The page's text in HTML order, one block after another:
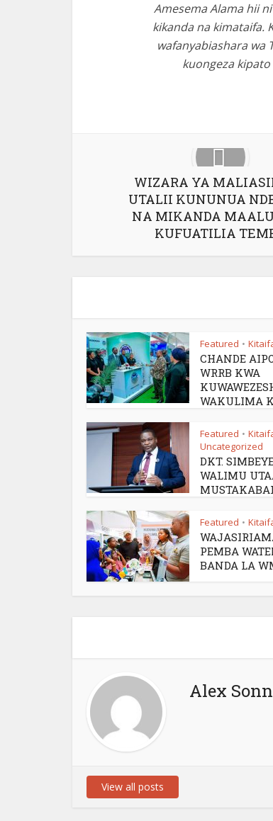
Amesema Alama hii
kikanda na kimataifa.
wafanyabiashara wa
kuongeza
WIZARA YA
UTALII KUNUNUA
NA MIKANDA
KUFUATILIA
Featured •
CHANDE
WRRB KWA
WAKULIMA
Featured •
Uncategorized
DKT.
WALIMU
Featured •
PEMBA
BANDA LA
Alex
View all posts